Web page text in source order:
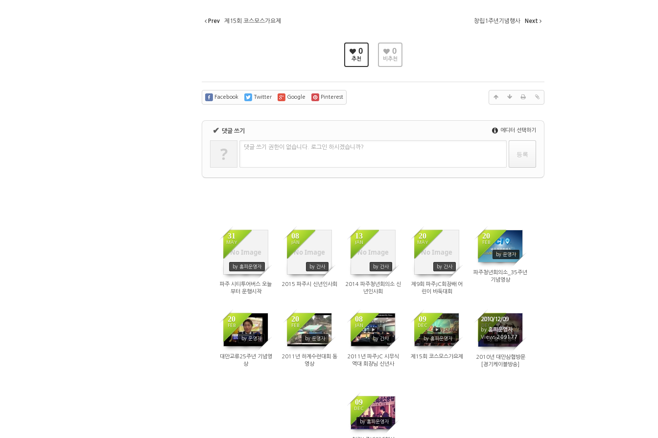
Prev 제15회 코스모스가요제 창립1주년기념행사 Next
0
추천
0
비추천
Facebook Twitter Google Pinterest
✔ 댓글 쓰기 에디터 선택하기
? 댓글 쓰기 권한이 없습니다. 로그인 하시겠습니까?
No Image
31
MAY
by 홈피운영자
926
파주 시티투어버스 오늘
부터 운행시작
No Image
08
JAN
by 간사
1047
2015 파주시 신년인사회
No Image
13
JAN
by 간사
3561
2014 파주청년회의소 신
년인사회
No Image
20
MAY
by 간사
10476
제9회 파주JC회장배 어
린이 바둑대회
20
FEB
by 운영자
28529
파주청년회의소_35주년
기념영상
20
FEB
by 운영자
17462
대만교류25주년 기념영
상
20
FEB
by 운영자
34646
2011년 하계수련대회 동
영상
08
JAN
by 간사
52223
2011년 파주JC 시무식
역대 회장님 신년사
09
DEC
by 홈피운영자
36137
제15회 코스모스가요제
09
DEC
by 홈피운영자
2010/12/09
by홈피운영자
Views209177
2010년 대만삼협방문
[경기케이블방송]
09
DEC
by 홈피운영자
252250